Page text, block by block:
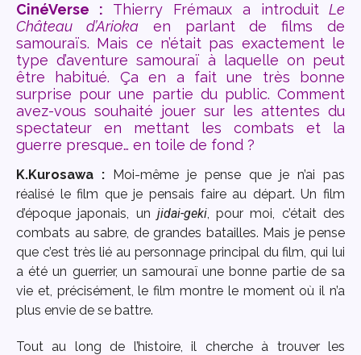
CinéVerse : Thierry Frémaux a introduit Le
Château d’Ariokaen parlant de films de
samouraïs. Mais ce n’était pas exactement le
type d’aventure samouraï à laquelle on peut
être habitué. Ça en a fait une très bonne
surprise pour une partie du public. Comment
avez-vous souhaité jouer sur les attentes du
spectateur en mettant les combats et la
guerre presque… en toile de fond ?
K.Kurosawa : Moi-même je pense que je n’ai pas
réalisé le film que je pensais faire au départ. Un film
d’époque japonais, un jidai-geki, pour moi, c’était des
combats au sabre, de grandes batailles. Mais je pense
que c’est très lié au personnage principal du film, qui lui
a été un guerrier, un samouraï une bonne partie de sa
vie et, précisément, le film montre le moment où il n’a
plus envie de se battre.
Tout au long de l’histoire, il cherche à trouver les